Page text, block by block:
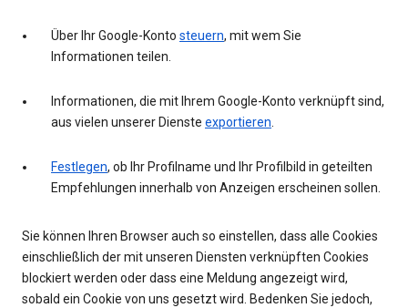
Über Ihr Google-Konto steuern, mit wem Sie
Informationen teilen.
Informationen, die mit Ihrem Google-Konto verknüpft sind,
aus vielen unserer Dienste exportieren.
Festlegen, ob Ihr Profilname und Ihr Profilbild in geteilten
Empfehlungen innerhalb von Anzeigen erscheinen sollen.
Sie können Ihren Browser auch so einstellen, dass alle Cookies
einschließlich der mit unseren Diensten verknüpften Cookies
blockiert werden oder dass eine Meldung angezeigt wird,
sobald ein Cookie von uns gesetzt wird. Bedenken Sie jedoch,